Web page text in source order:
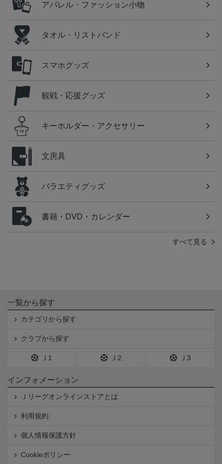
アパレル・ファッション小物
タオル・リストバンド
スマホグッズ
観戦・応援グッズ
キーホルダー・アクセサリー
文房具
バラエティグッズ
書籍・DVD・カレンダー
すべて見る
一覧から探す
カテゴリから探す
クラブから探す
Ｊ1 Ｊ2 Ｊ3
インフォメーション
Ｊリーグオンラインストアとは
利用規約
個人情報保護方針
Cookieポリシー